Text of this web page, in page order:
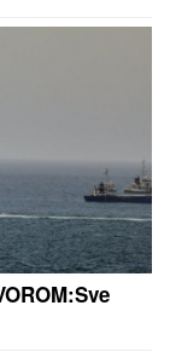
naslednici
njom uživa
da vidite